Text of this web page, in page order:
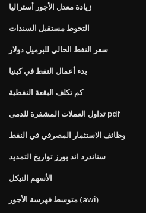
زيادة معدل الأجور أستراليا
التحوط مستقبل السندات
سعر النفط الحالي للبرميل دولار
بدء أعمال النفط في كينيا
كم تكلف البقعة النفطية
تداول العملات المشفرة للدمى pdf
وظائف الاستثمار المصرفي في النفط
ستاندرد اند بورز تواريخ التمديد
الأسهم النيكل
متوسط ​​فهرسة الأجور (awi)